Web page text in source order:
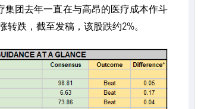
团去年一直在与高昂的医疗成本作斗
跌，截至发稿，该股跌约2%。